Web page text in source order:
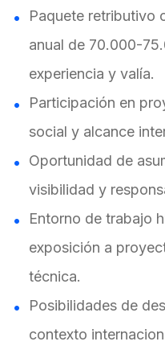
Paquete retributivo
anual de 70.000-
experiencia y valía.
Participación en
social y alcance
Oportunidad de
visibilidad y
Entorno de trabajo
exposición a
técnica.
Posibilidades de
contexto